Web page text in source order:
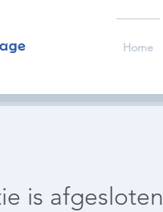
Home
is afgesloten